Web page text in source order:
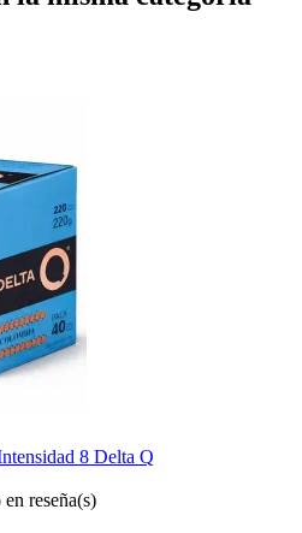
8 Delta Q
en reseña(s)